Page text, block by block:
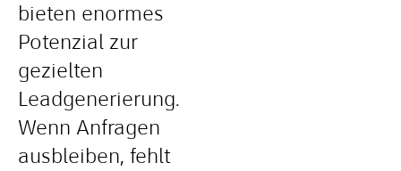
bieten enormes
Potenzial zur
gezielten
Leadgenerierung.
Wenn Anfragen
ausbleiben, fehlt